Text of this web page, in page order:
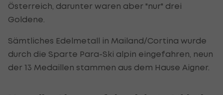
Österreich, darunter waren aber "nur" drei
Goldene.
Sämtliches Edelmetall in Mailand/Cortina wurde
durch die Sparte Para-Ski alpin eingefahren, neun
der 13 Medaillen stammen aus dem Hause Aigner.